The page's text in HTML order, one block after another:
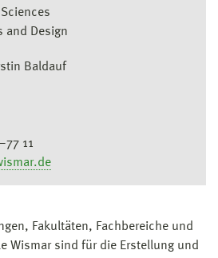
and Design
Baldauf
11
Fakultäten, Fachbereiche und
Wismar sind für die Erstellung und